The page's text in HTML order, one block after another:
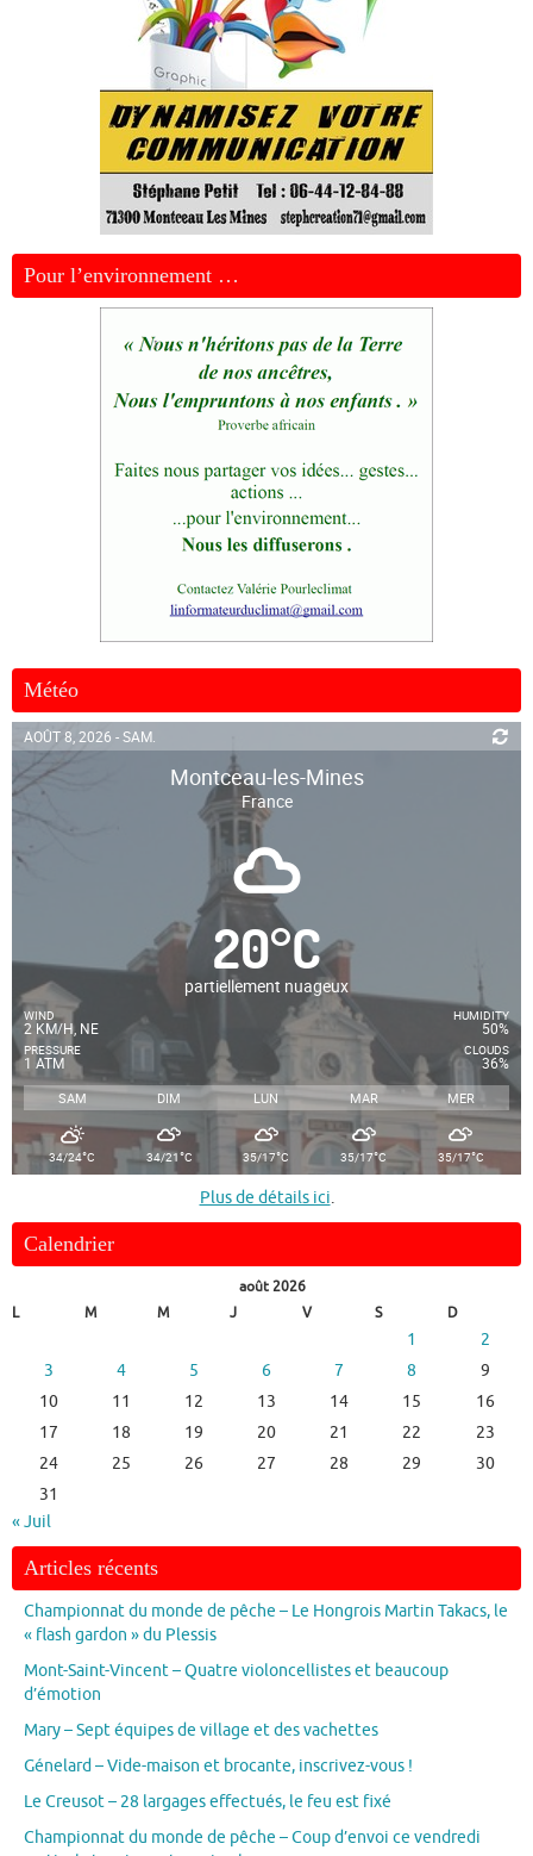
Pour l’environnement …
Météo
AOÛT 8, 2026 - SAM.
Montceau-les-Mines
France
20°C
partiellement nuageux
WIND
2 KM/H, NE
PRESSURE
1 ATM
HUMIDITY
50%
CLOUDS
36%
SAM DIM LUN MAR MER
34/24°C 34/21°C 35/17°C 35/17°C 35/17°C
Plus de détails ici.
Calendrier
août 2026
L
M M J V S D
1
2
3
4 5 6 7 8
9
10
11 12 13 14 15
16
17
18 19 20 21 22
23
24
25 26 27 28 29
30
31
« Juil
Articles récents
Championnat du monde de pêche – Le Hongrois Martin Takacs, le
« flash gardon » du Plessis
Mont-Saint-Vincent – Quatre violoncellistes et beaucoup
d’émotion
Mary – Sept équipes de village et des vachettes
Génelard – Vide-maison et brocante, inscrivez-vous !
Le Creusot – 28 largages effectués, le feu est fixé
Championnat du monde de pêche – Coup d’envoi ce vendredi